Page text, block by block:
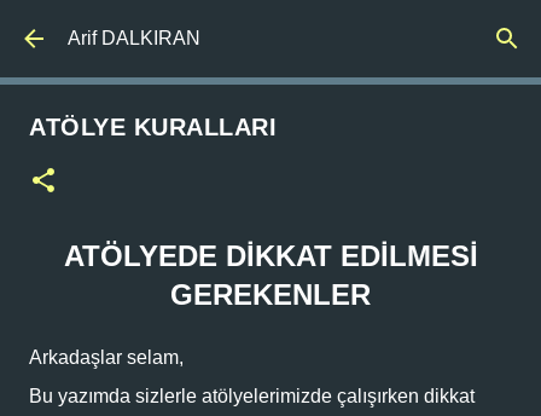
Arif DALKIRAN
ATÖLYE KURALLARI
ATÖLYEDE DİKKAT EDİLMESİ
GEREKENLER
Arkadaşlar selam,
Bu yazımda sizlerle atölyelerimizde çalışırken dikkat